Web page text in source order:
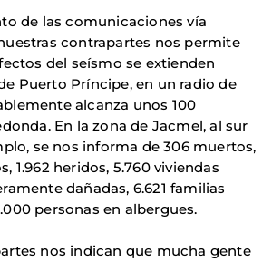
de las comunicaciones vía
contrapartes nos permite
del seísmo se extienden
Puerto Príncipe, en un radio de
alcanza unos 100
En la zona de Jacmel, al sur
se nos informa de 306 muertos,
1.962 heridos, 5.760 viviendas
dañadas, 6.621 familias
personas en albergues.
nos indican que mucha gente